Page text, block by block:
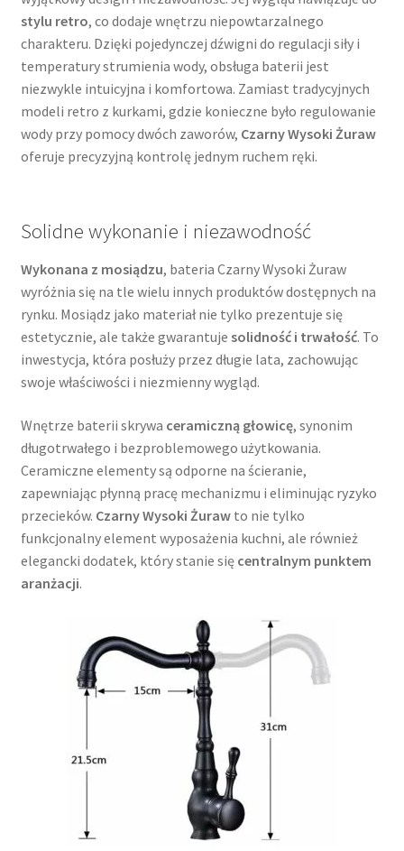
stylu retro, co dodaje wnętrzu niepowtarzalnego
charakteru. Dzięki pojedynczej dźwigni do regulacji siły i
temperatury strumienia wody, obsługa baterii jest
niezwykle intuicyjna i komfortowa. Zamiast tradycyjnych
modeli retro z kurkami, gdzie konieczne było regulowanie
wody przy pomocy dwóch zaworów, Czarny Wysoki Żuraw
oferuje precyzyjną kontrolę jednym ruchem ręki.
Solidne wykonanie i niezawodność
Wykonana z mosiądzu, bateria Czarny Wysoki Żuraw
wyróżnia się na tle wielu innych produktów dostępnych na
rynku. Mosiądz jako materiał nie tylko prezentuje się
estetycznie, ale także gwarantuje solidność i trwałość. To
inwestycja, która posłuży przez długie lata, zachowując
swoje właściwości i niezmienny wygląd.
Wnętrze baterii skrywa ceramiczną głowicę, synonim
długotrwałego i bezproblemowego użytkowania.
Ceramiczne elementy są odporne na ścieranie,
zapewniając płynną pracę mechanizmu i eliminując ryzyko
przecieków. Czarny Wysoki Żurawto nie tylko
funkcjonalny element wyposażenia kuchni, ale również
elegancki dodatek, który stanie się centralnym punktem
aranżacji.